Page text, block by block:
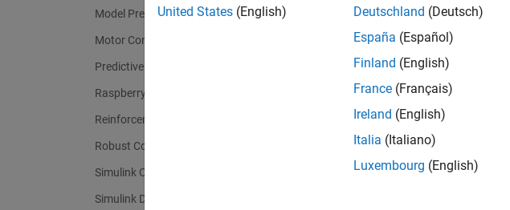
Model Predictive Control Toolbox
Motor Control Blockset
Predictive Maintenance Toolbox
Raspberry Pi Blockset
Reinforcement Learning Toolbox
Robust Control Toolbox
Simulink Control Design
Simulink Design Optimization
United States (English)
Deutschland (Deutsch)
España (Español)
Finland (English)
France (Français)
Ireland (English)
Italia (Italiano)
Luxembourg (English)